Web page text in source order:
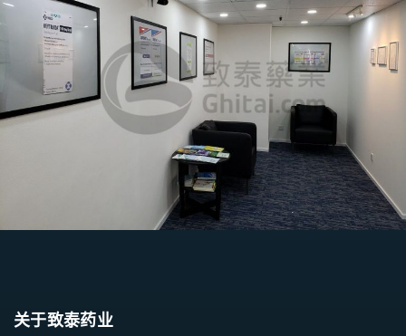
关于致泰药业